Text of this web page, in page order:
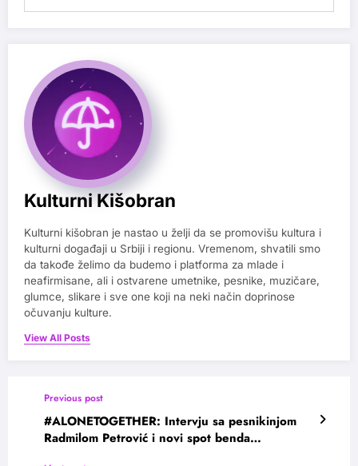
Kulturni Kišobran
Kulturni kišobran je nastao u želji da se promovišu kultura i
kulturni događaji u Srbiji i regionu. Vremenom, shvatili smo
da takođe želimo da budemo i platforma za mlade i
neafirmisane, ali i ostvarene umetnike, pesnike, muzičare,
glumce, slikare i sve one koji na neki način doprinose
očuvanju kulture.
View All Posts
Previous post
#ALONETOGETHER: Intervju sa pesnikinjom
Radmilom Petrović i novi spot benda